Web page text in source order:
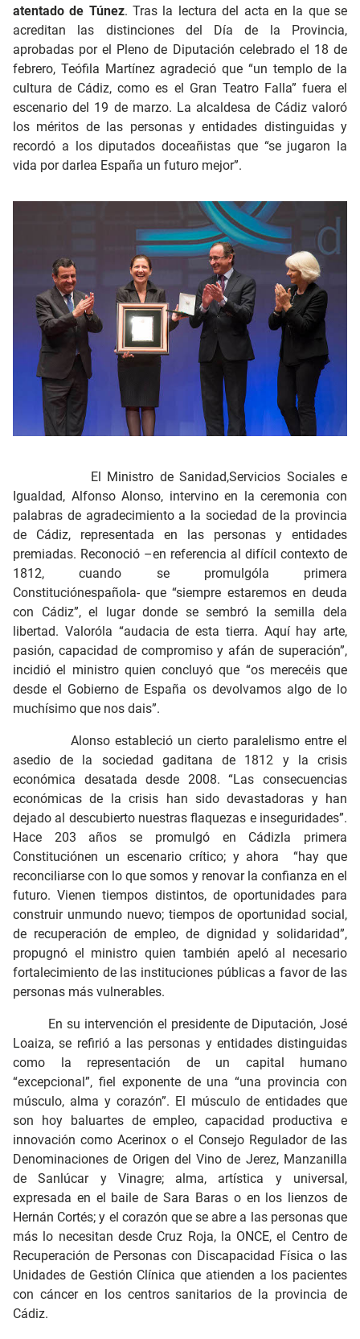
atentado de Túnez. Tras la lectura del acta en la que se
acreditan las distinciones del Día de la Provincia,
aprobadas por el Pleno de Diputación celebrado el 18 de
febrero, Teófila Martínez agradeció que “un templo de la
cultura de Cádiz, como es el Gran Teatro Falla” fuera el
escenario del 19 de marzo. La alcaldesa de Cádiz valoró
los méritos de las personas y entidades distinguidas y
recordó a los diputados doceañistas que “se jugaron la
vida por darlea España un futuro mejor”.
El Ministro de Sanidad,Servicios Sociales e
Igualdad, Alfonso Alonso, intervino en la ceremonia con
palabras de agradecimiento a la sociedad de la provincia
de Cádiz, representada en las personas y entidades
premiadas. Reconoció –en referencia al difícil contexto de
1812, cuando se promulgóla primera
Constituciónespañola- que “siempre estaremos en deuda
con Cádiz”, el lugar donde se sembró la semilla dela
libertad. Valoróla “audacia de esta tierra. Aquí hay arte,
pasión, capacidad de compromiso y afán de superación”,
incidió el ministro quien concluyó que “os merecéis que
desde el Gobierno de España os devolvamos algo de lo
muchísimo que nos dais”.
Alonso estableció un cierto paralelismo entre el
asedio de la sociedad gaditana de 1812 y la crisis
económica desatada desde 2008. “Las consecuencias
económicas de la crisis han sido devastadoras y han
dejado al descubierto nuestras flaquezas e inseguridades”.
Hace 203 años se promulgó en Cádizla primera
Constituciónen un escenario crítico; y ahora “hay que
reconciliarse con lo que somos y renovar la confianza en el
futuro. Vienen tiempos distintos, de oportunidades para
construir unmundo nuevo; tiempos de oportunidad social,
de recuperación de empleo, de dignidad y solidaridad”,
propugnó el ministro quien también apeló al necesario
fortalecimiento de las instituciones públicas a favor de las
personas más vulnerables.
En su intervención el presidente de Diputación, José
Loaiza, se refirió a las personas y entidades distinguidas
como la representación de un capital humano
“excepcional”, fiel exponente de una “una provincia con
músculo, alma y corazón”. El músculo de entidades que
son hoy baluartes de empleo, capacidad productiva e
innovación como Acerinox o el Consejo Regulador de las
Denominaciones de Origen del Vino de Jerez, Manzanilla
de Sanlúcar y Vinagre; alma, artística y universal,
expresada en el baile de Sara Baras o en los lienzos de
Hernán Cortés; y el corazón que se abre a las personas que
más lo necesitan desde Cruz Roja, la ONCE, el Centro de
Recuperación de Personas con Discapacidad Física o las
Unidades de Gestión Clínica que atienden a los pacientes
con cáncer en los centros sanitarios de la provincia de
Cádiz.